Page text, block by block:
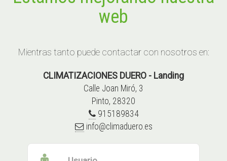
web
Mientras tanto puede contactar con nosotros en:
CLIMATIZACIONES DUERO - Landing
Calle Joan Miró, 3
Pinto, 28320
915189834
info@climaduero.es